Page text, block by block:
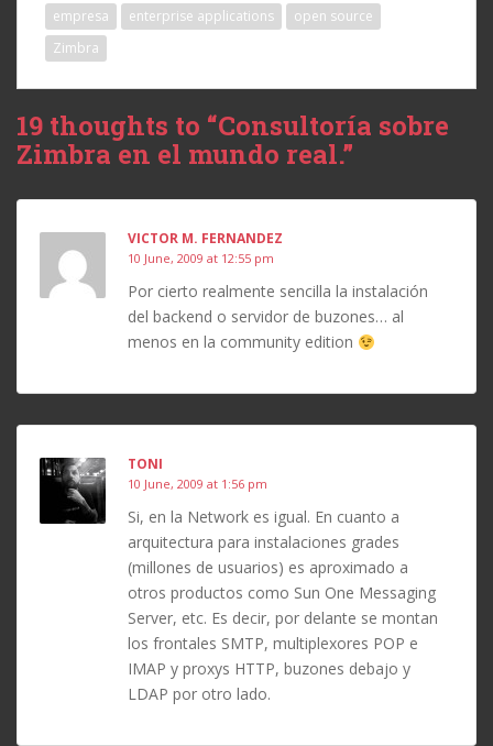
empresa enterprise applications
open source
Zimbra
19 thoughts to “Consultoría sobre
Zimbra en el mundo real.”
VICTOR M. FERNANDEZ
10 June, 2009 at 12:55 pm
Por cierto realmente sencilla la instalación
del backend o servidor de buzones… al
menos en la community edition
TONI
10 June, 2009 at 1:56 pm
Si, en la Network es igual. En cuanto a
arquitectura para instalaciones grades
(millones de usuarios) es aproximado a
otros productos como Sun One Messaging
Server, etc. Es decir, por delante se montan
los frontales SMTP, multiplexores POP e
IMAP y proxys HTTP, buzones debajo y
LDAP por otro lado.